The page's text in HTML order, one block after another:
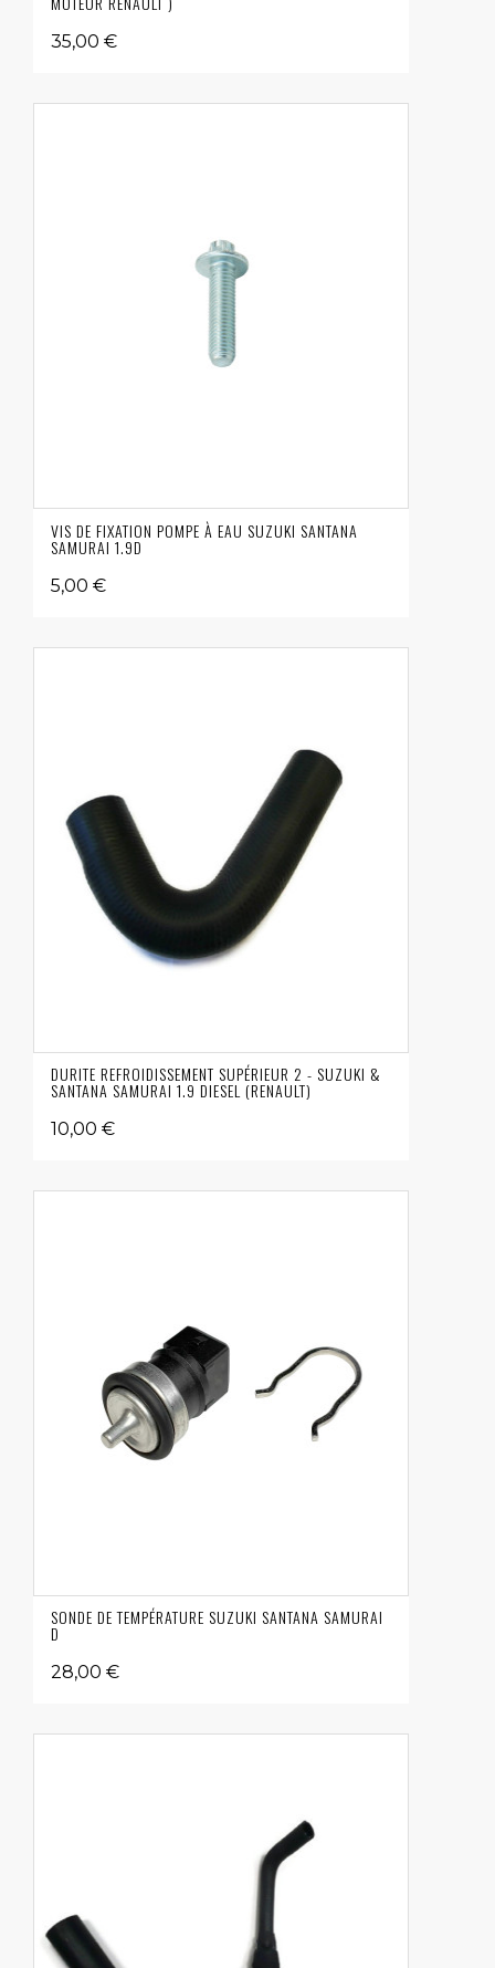
35,00 €
VIS DE FIXATION POMPE À EAU SUZUKI SANTANA
SAMURAI 1.9D
5,00 €
DURITE REFROIDISSEMENT SUPÉRIEUR 2 - SUZUKI &
SANTANA SAMURAI 1.9 DIESEL (RENAULT)
10,00 €
SONDE DE TEMPÉRATURE SUZUKI SANTANA SAMURAI
D
28,00 €